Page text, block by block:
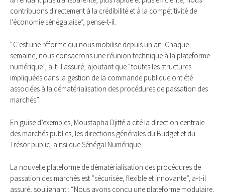
contribuons directement à la crédibilité et à la compétitivité de
l’économie sénégalaise”, pense-t-il.
“C’est une réforme qui nous mobilise depuis un an. Chaque
semaine, nous consacrons une réunion technique à la plateforme
numérique”, a-t-il assuré, ajoutant que “toutes les structures
impliquées dans la gestion de la commande publique ont été
associées à la dématérialisation des procédures de passation des
marchés”.
En guise d’exemples, Moustapha Djitté a cité la direction centrale
des marchés publics, les directions générales du Budget et du
Trésor public, ainsi que Sénégal Numérique.
La nouvelle plateforme de dématérialisation des procédures de
passation des marchés est “sécurisée, flexible et innovante”, a-t-il
assuré, soulignant : “Nous avons conçu une plateforme modulaire,